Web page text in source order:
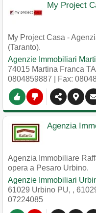
My Project
My Project Casa -
(Taranto).
Agenzie Immobiliari
74015 Martina Franca
0804859887 | Fax:
Agenzia
Agenzia Immobiliare
opera a Pesaro Urbino.
Agenzie Immobiliari
61029 Urbino PU, ,
07224085